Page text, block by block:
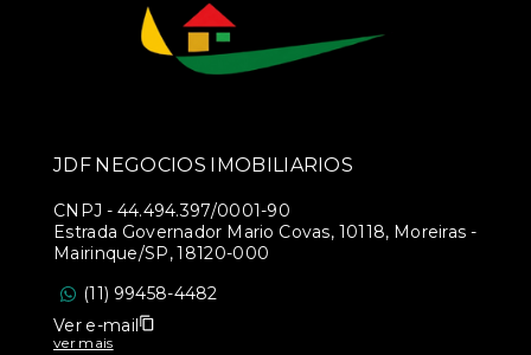
JDF NEGOCIOS IMOBILIARIOS
CNPJ - 44.494.397/0001-90
Estrada Governador Mario Covas, 10118, Moreiras -
Mairinque/SP, 18120-000
(11) 99458-4482
Ver e-mail
ver mais